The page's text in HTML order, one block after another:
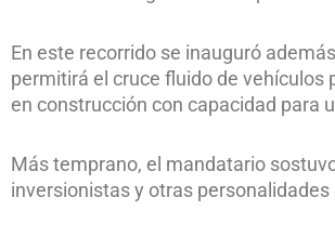
En este recorrido se inauguró
permitirá el cruce fluido de vehículos
en construcción con capacidad para
Más temprano, el mandatario
inversionistas y otras